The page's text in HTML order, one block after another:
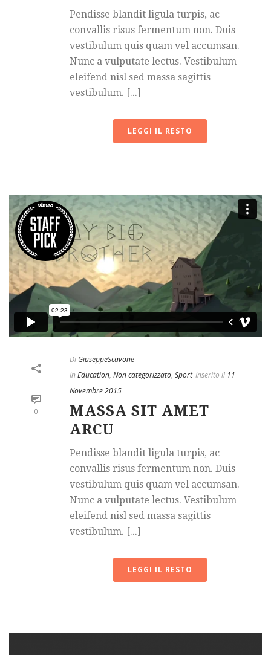
Pendisse blandit ligula turpis, ac
convallis risus fermentum non. Duis
vestibulum quis quam vel accumsan.
Nunc a vulputate lectus. Vestibulum
eleifend nisl sed massa sagittis
vestibulum. [...]
LEGGI IL RESTO
0
Di GiuseppeScavone
In Education, Non categorizzato, Sport Inserito il 11
Novembre 2015
MASSA SIT AMET
ARCU
Pendisse blandit ligula turpis, ac
convallis risus fermentum non. Duis
vestibulum quis quam vel accumsan.
Nunc a vulputate lectus. Vestibulum
eleifend nisl sed massa sagittis
vestibulum. [...]
LEGGI IL RESTO